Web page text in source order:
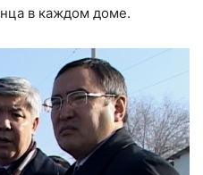
в каждом доме.